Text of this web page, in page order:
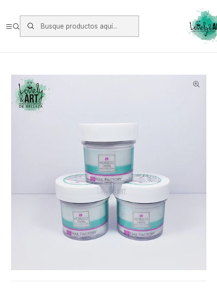
https://www.starken.cl/
3 Clear Nail Factory (28grs c/u)